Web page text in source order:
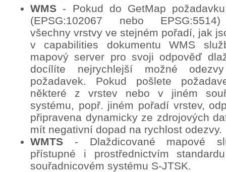
WMS - Pokud do GetMap
(EPSG:102067 nebo
všechny vrstvy ve stejném pořadí, jak
v capabilities dokumentu WMS
mapový server pro svoji odpověď
docílíte nejrychlejší možné
požadavek. Pokud pošlete
některé z vrstev nebo v jiném
systému, popř. jiném pořadí vrstev,
připravena dynamicky ze zdrojových
mít negativní dopad na rychlost odezvy.
WMTS - Dlaždicované mapové
přístupné i prostřednictvím
souřadnicovém systému S-JTSK.